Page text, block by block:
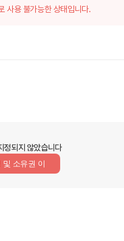
사용 불가능한 상태입니다.
정되지 않았습니다
및 소유권 이